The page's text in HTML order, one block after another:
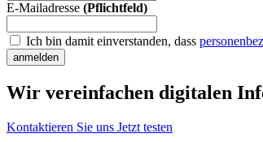
E-Mailadresse (Pflichtfeld)
Ich bin damit einverstanden, dass
anmelden
Wir vereinfachen digitalen
Kontaktieren Sie uns Jetzt testen